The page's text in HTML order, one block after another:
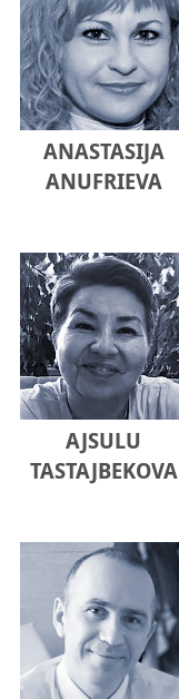
ANASTASIJA
ANUFRIEVA
AJSULU
TASTAJBEKOVA